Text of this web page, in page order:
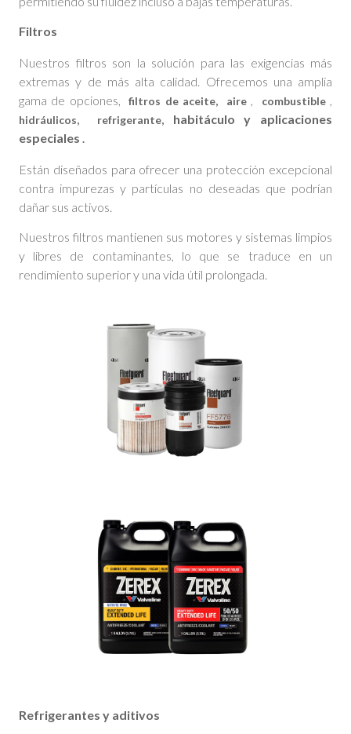
Filtros
Nuestros filtros son la solución para las exigencias más
extremas y de más alta calidad. Ofrecemos una amplia
gama de opciones,
filtros de aceite, aire, combustible,
hidráulicos, refrigerante, habitáculo y aplicaciones
especiales .
Están diseñados para ofrecer una protección excepcional
contra impurezas y partículas no deseadas que podrían
dañar sus activos.
Nuestros filtros mantienen sus motores y sistemas limpios
y libres de contaminantes, lo que se traduce en un
rendimiento superior y una vida útil prolongada.
Refrigerantes y aditivos